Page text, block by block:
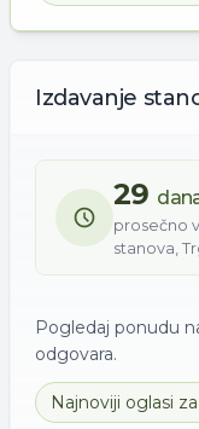
Izdavanje
29
prosečno
stanova,
Pogledaj ponudu
odgovara.
Najnoviji oglasi za